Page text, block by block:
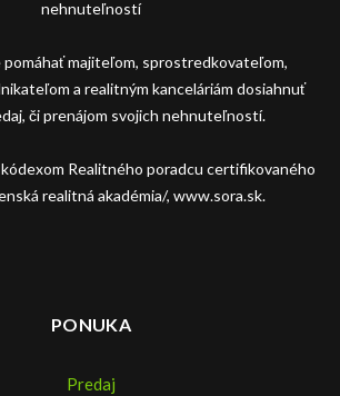
nehnuteľností
pomáhať majiteľom, sprostredkovateľom,
a realitným kanceláriám dosiahnuť
či prenájom svojich nehnuteľností.
kódexom Realitného poradcu certifikovaného
realitná akadémia/, www.sora.sk.
PONUKA
Predaj